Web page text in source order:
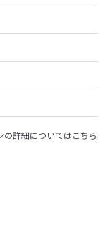
の詳細についてはこちら